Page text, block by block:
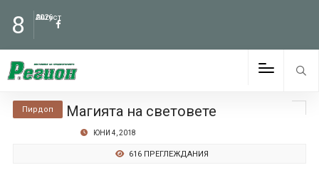
8 Август
2026
Пирдоп Магията на световете
ЮНИ 4, 2018
616 ПРЕГЛЕЖДАНИЯ